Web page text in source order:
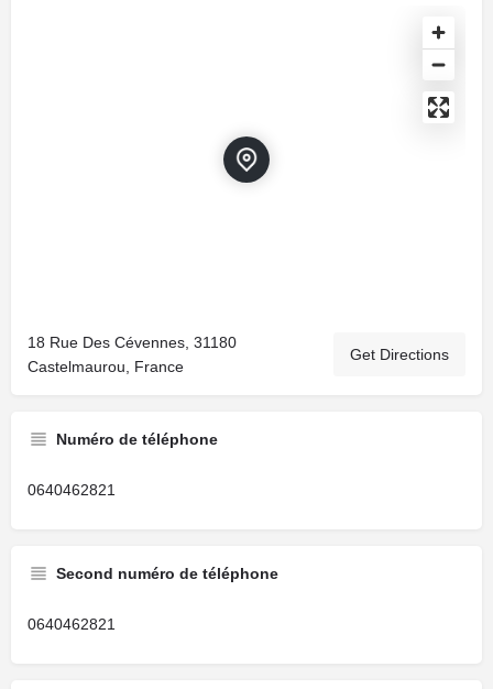
18 Rue Des Cévennes, 31180
Castelmaurou, France
Get Directions
Numéro de téléphone
0640462821
Second numéro de téléphone
0640462821